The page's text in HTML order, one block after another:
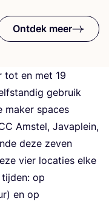
Ontdek meer
tot en met 19
gebruik
maker spa­ces
Amstel, Java­p­lein,
deze zeven
vier loca­ties elke
op
en op